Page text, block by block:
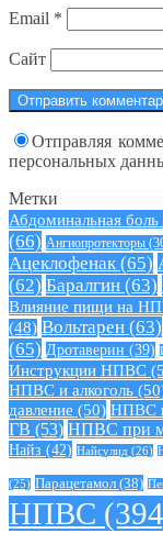
Email *
Сайт
Отправляя
персональных
Метки
Абдоминальная боль
(66) Ангиопротекторы
Ацеклофенак (65)
(62) Баралгин (63)
Влияние пищи на
(48) Вольтарен (63)
(65) Дротаверин (39)
Инструкции НПВС
НПВС и алкоголь
давление (50) НПВС
ГВ (53) НПВС при
Найз (42) Найсулид (26)
(25) Парацетамол (38)
НПВС